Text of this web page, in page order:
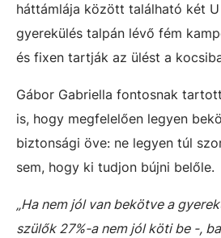
háttámlája között található két
gyerekülés talpán lévő fém
és fixen tartják az ülést a
Gábor Gabriella fontosnak
is, hogy megfelelően legyen
biztonsági öve: ne legyen túl
sem, hogy ki tudjon bújni belőle.
„Ha nem jól van bekötve a
szülők 27%-a nem jól köti be -,